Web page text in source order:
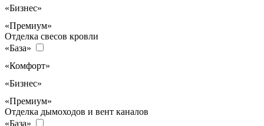
«Бизнес»
«Премиум»
Отделка свесов кровли
«База»
«Комфорт»
«Бизнес»
«Премиум»
Отделка дымоходов и вент каналов
«База»